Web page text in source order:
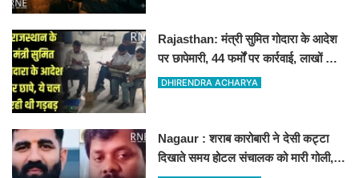
Rajasthan: मंत्री सुमित गोदारा के आदेश
पर छापेमारी, 44 फर्मों पर कार्रवाई, लाखों का
जुर्माना
DHIRENDRA ACHARYA
Nagaur : शराब कारोबारी ने देसी कट्टा
दिखाते समय होटल संचालक को मारी गोली,